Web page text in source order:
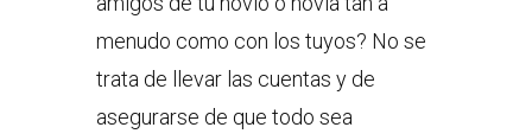
menudo como con los tuyos? No se
trata de llevar las cuentas y de
asegurarse de que todo sea